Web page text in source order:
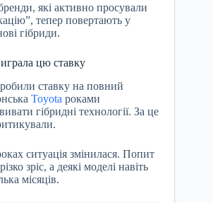
які активно просували
тепер повертають у
гібриди.
цю ставку
ставку на повний
Toyota роками
гібридні технології. За це
ситуація змінилася. Попит
зріс, а деякі моделі навіть
місяців.